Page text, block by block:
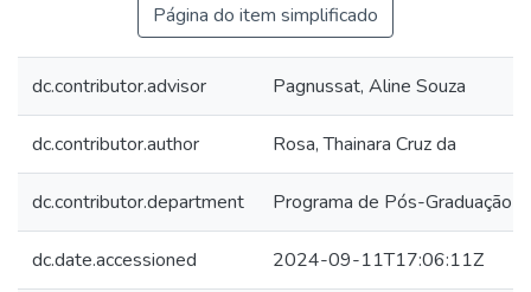
Ajuda
Página do item simplificado
dc.contributor.advisor Pagnussat, Aline Souza
dc.contributor.author Rosa, Thainara Cruz da
dc.contributor.department Programa de Pós-Graduação
dc.date.accessioned 2024-09-11T17:06:11Z